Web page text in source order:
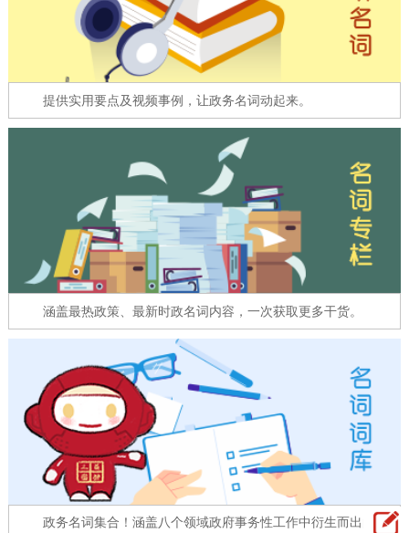
北京概况 十六区概览 人文北京
图说北京
多语种
한국어
DEUTSCH FRANÇAIS РУССКИЙ ЯЗЫК
ESPAÑOL العربية PORTUGUÊS
ITALIANO
回到顶部
提供实用要点及视频事例，让政务名词动起来。
涵盖最热政策、最新时政名词内容，一次获取更多干货。
政务名词集合！涵盖八个领域政府事务性工作中衍生而出的名